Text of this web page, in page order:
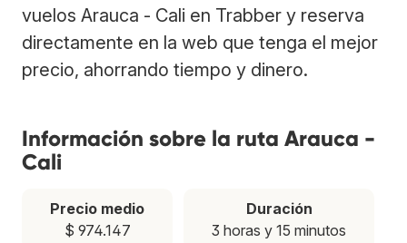
vuelos Arauca - Cali en Trabber y reserva
directamente en la web que tenga el mejor
precio, ahorrando tiempo y dinero.
Información sobre la ruta Arauca -
Cali
Precio medio
$ 974.147
Duración
3 horas y 15 minutos